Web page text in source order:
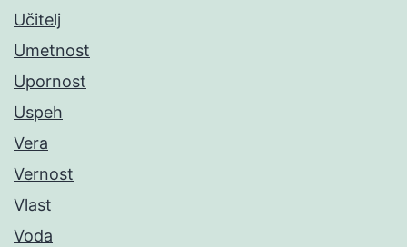
Učitelj
Umetnost
Upornost
Uspeh
Vera
Vernost
Vlast
Voda